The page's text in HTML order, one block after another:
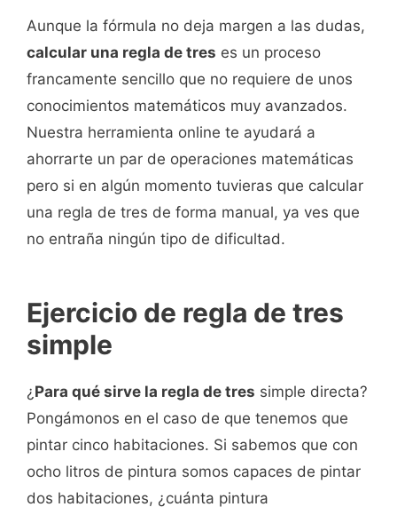
Aunque la fórmula no deja margen a las dudas,
calcular una regla de tres es un proceso
francamente sencillo que no requiere de unos
conocimientos matemáticos muy avanzados.
Nuestra herramienta online te ayudará a
ahorrarte un par de operaciones matemáticas
pero si en algún momento tuvieras que calcular
una regla de tres de forma manual, ya ves que
no entraña ningún tipo de dificultad.
Ejercicio de regla de tres
simple
¿ Para qué sirve la regla de tres simple directa?
Pongámonos en el caso de que tenemos que
pintar cinco habitaciones. Si sabemos que con
ocho litros de pintura somos capaces de pintar
dos habitaciones, ¿cuánta pintura